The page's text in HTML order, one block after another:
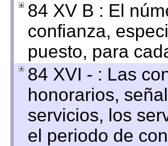
84 XV B : El
confianza,
puesto, para
84 XVI - : Las
honorarios,
servicios, los
el periodo de